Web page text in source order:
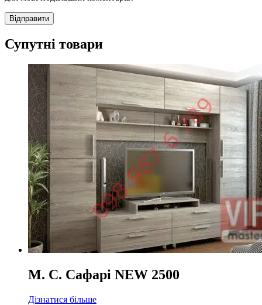
Супутні товари
М. С. Сафарі NEW 2500
Дізнатися більше